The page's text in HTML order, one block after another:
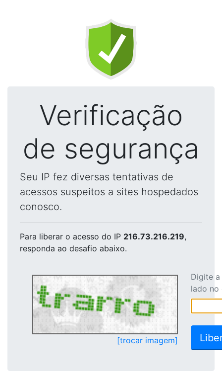
Verificação
de segurança
Seu IP fez diversas tentativas de
acessos suspeitos a sites hospedados
conosco.
Para liberar o acesso do IP 216.73.216.219,
responda ao desafio abaixo.
[trocar imagem]
Digite
lado no